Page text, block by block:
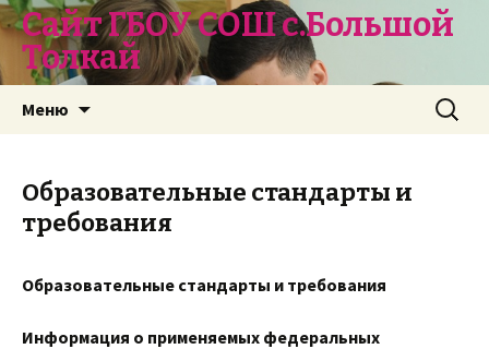
Сайт ГБОУ СОШ с.Большой
Толкай
Меню Найти:
Образовательные стандарты и
требования
Образовательные стандарты и требования
Информация о применяемых федеральных